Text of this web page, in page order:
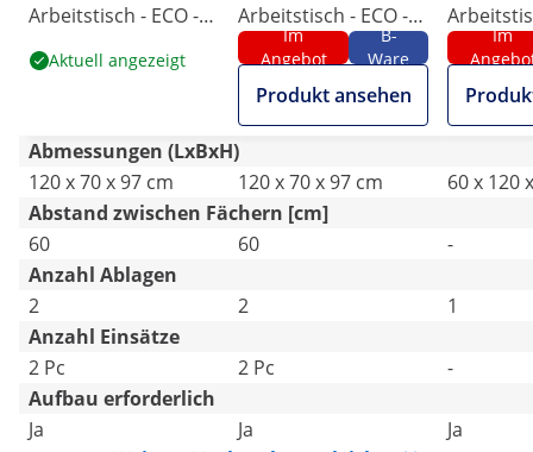
Arbeitstisch - ECO -
120 x 70 cm - 250 kg -
Aufkantung - Royal
Aktuell angezeigt
Arbeitstisch - ECO -
120 x 70 cm - 250 kg -
Aufkantung - Royal
Catering
Im
Angebot
B-
Ware
Produkt ansehen
cm - 210
Im
Abmessungen (LxBxH)
120 x 70 x 97 cm
120 x 70 x 97 cm
60 x 120
Abstand zwischen Fächern [cm]
60
60
-
Anzahl Ablagen
2
2
1
Anzahl Einsätze
2 Pc
2 Pc
-
Aufbau erforderlich
Ja
Ja
Ja